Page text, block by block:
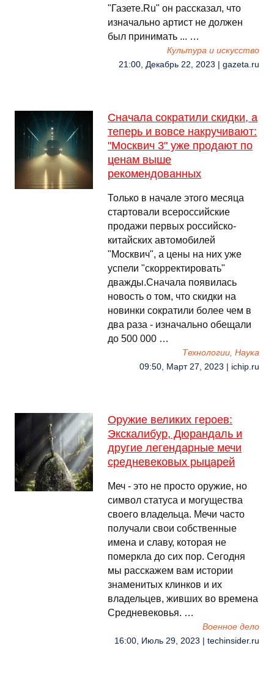
"Газете.Ru" он рассказал, что
изначально артист не должен
был принимать ... …
Культура и искусство
21:00, Декабрь 22, 2023 | gazeta.ru
Сначала сократили скидки, а
теперь и вовсе накручивают:
"Москвич 3" уже продают по
ценам выше
рекомендованных
Только в начале этого месяца
стартовали всероссийские
продажи первых российско-
китайских автомобилей
"Москвич", а цены на них уже
успели "скорректировать"
дважды.Сначала появилась
новость о том, что скидки на
новинки сократили более чем в
два раза - изначально обещали
до 500 000 …
Технологии, Наука
09:50, Март 27, 2023 | ichip.ru
Оружие великих героев:
Экскалибур, Дюрандаль и
другие легендарные мечи
средневековых рыцарей
Меч - это не просто оружие, но
символ статуса и могущества
своего владельца. Мечи часто
получали свои собственные
имена и славу, которая не
померкла до сих пор. Сегодня
мы расскажем вам истории
знаменитых клинков и их
владельцев, живших во времена
Средневековья. …
Военное дело
16:00, Июль 29, 2023 | techinsider.ru